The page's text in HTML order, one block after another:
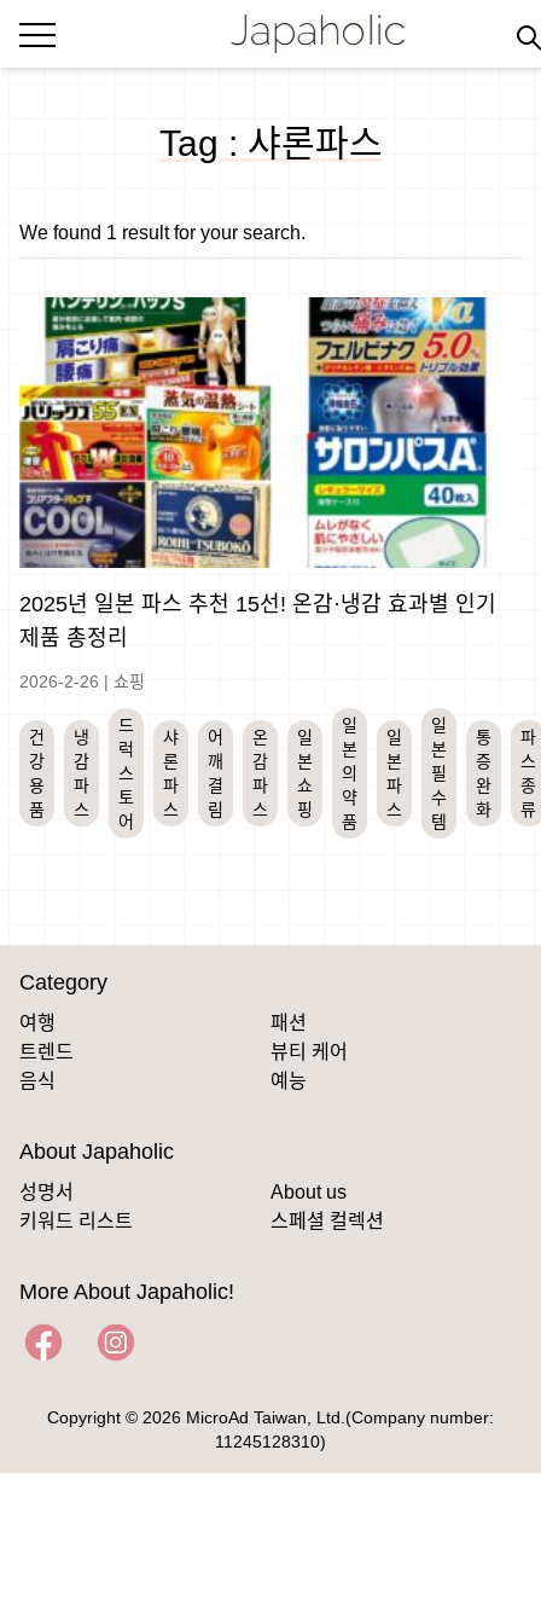
Tag : 샤론파스
We found 1 result for your search.
2025년 일본 파스 추천 15선! 온감·냉감 효과별 인기
제품 총정리
2026-2-26 | 쇼핑
건
강
용
품
냉
감
파
스
드
럭
스
토
어
샤
론
파
스
어
깨
결
림
온
감
파
스
일
본
쇼
핑
일
본
의
약
품
일
본
파
스
일
본
필
수
템
통
증
완
화
파
스
종
류
Category
여행
패션
트렌드
뷰티 케어
음식
예능
About Japaholic
성명서
About us
키워드 리스트
스페셜 컬렉션
More About Japaholic!
Copyright © 2026 MicroAd Taiwan, Ltd.(Company number:
11245128310)